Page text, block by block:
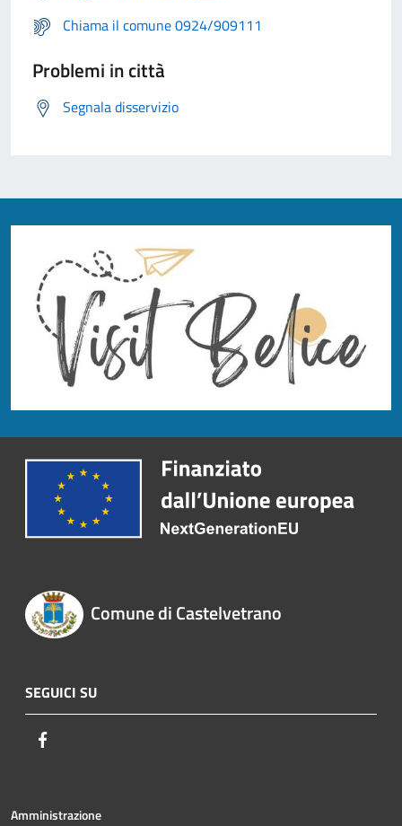
Chiama il comune 0924/909111
Problemi in città
Segnala disservizio
Comune di Castelvetrano
SEGUICI SU
Amministrazione